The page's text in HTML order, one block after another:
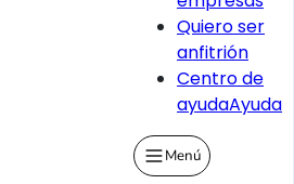
Quiero ser
anfitrión
Centro de
ayudaAyuda
Menú